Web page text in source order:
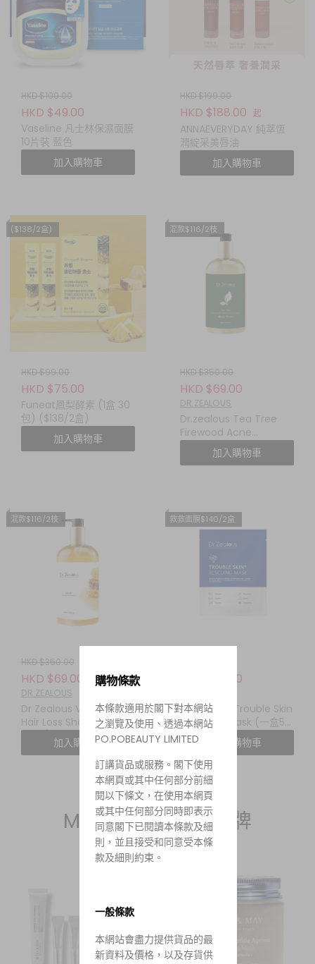
HKD $100.00
HKD $49.00
Vaseline 凡士林保濕面膜
10片裝 藍色
加入購物車
HKD $199.00
HKD $188.00 起
ANNAEVERYDAY 純萃恆
潤綻采美唇油
加入購物車
($138/2盒)
HKD $99.00
HKD $75.00
Funeat鳳梨酵素 (1盒 30
包) ($138/2盒)
加入購物車
混款$116/2枝
HKD $350.00
HKD $69.00
DR.ZEALOUS
Dr.zealous Tea Tree
Firewood Acne
Elimination Body Wash
($116/2)加入購物車
混款$116/2枝
HKD $350.00
HKD $69.00
DR.ZEALOUS
Dr Zealous Vegf Anti
Hair Loss Shampoo
($116/2)加入購物車
救救面膜$140/2盒
HKD $79.00
Dr.Zealous Trouble Skin
Rescuing Mask (一盒5
塊，$140/2盒)
加入購物車
Mary&May 純素品牌
購物條款
本條款適用於閣下對本網站
之瀏覽及使用、透過本網站
PO.POBEAUTY LIMITED
訂講貨品或服務。閣下使用
本網頁或其中任何部分前細
閱以下條文，在使用本網頁
或其中任何部分同時即表示
同意閣下已閱讀本條款及細
則，並且接受和同意受本條
款及細則約束。
一般條款
本網站會盡力提供貨品的最
新資料及價格，以及存貨供